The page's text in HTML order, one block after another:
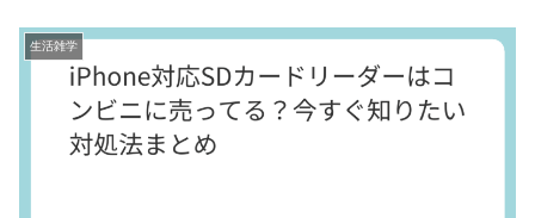
生活雑学